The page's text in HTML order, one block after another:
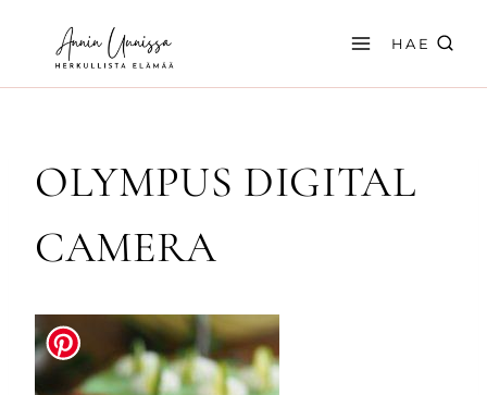
sisältöön
HAE
OLYMPUS DIGITAL
CAMERA